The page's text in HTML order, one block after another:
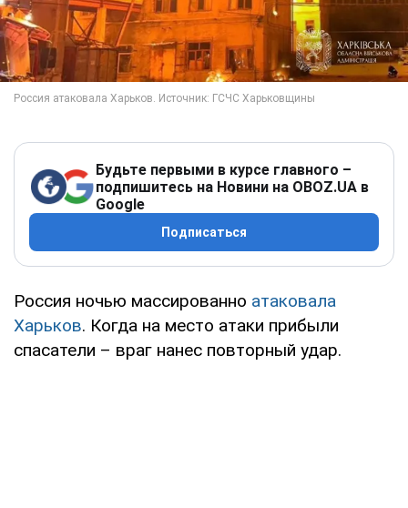
Будьте первыми в курсе главного –
подпишитесь на Новини на OBOZ.UA в
Google
Подписаться
Россия ночью массированно атаковала
Харьков. Когда на место атаки прибыли
спасатели – враг нанес повторный удар.